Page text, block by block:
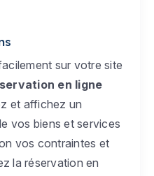
sur votre site
en ligne
et affichez un
vos biens et services
vos contraintes et
la réservation en